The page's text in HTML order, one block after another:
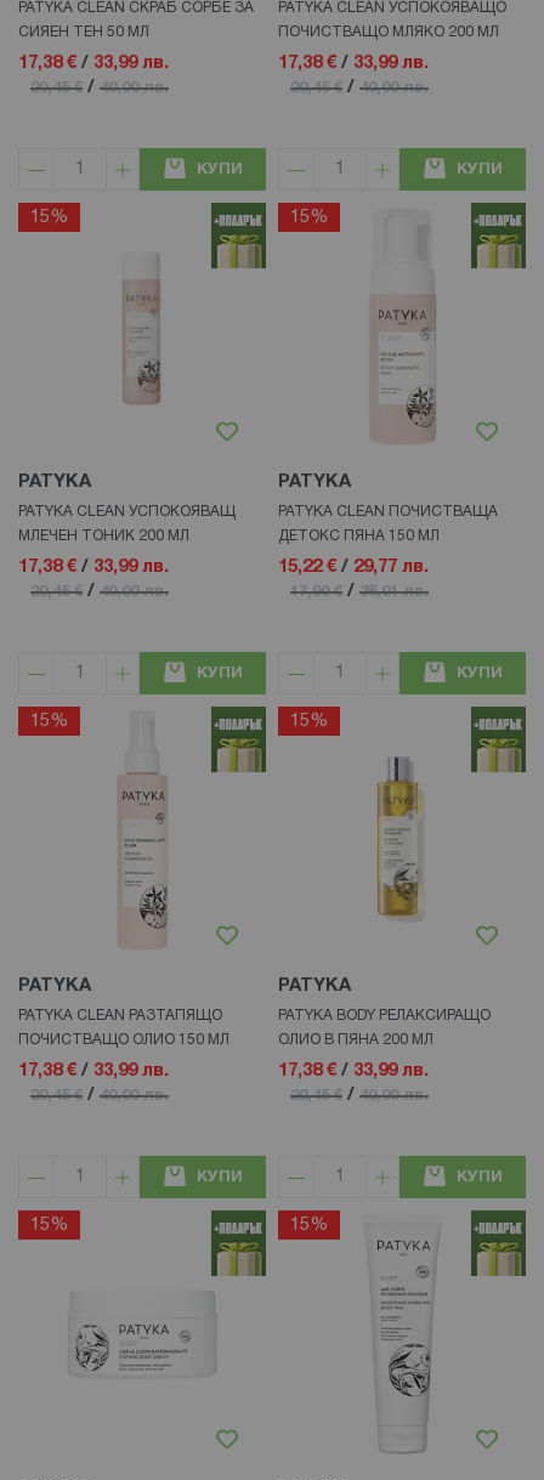
PATYKA CLEAN СКРАБ СОРБЕ ЗА
СИЯЕН ТЕН 50 МЛ
17,38 € / 33,99 лв.
20,45 € / 40,00 лв.
КУПИ
PATYKA CLEAN УСПОКОЯВАЩО
ПОЧИСТВАЩО МЛЯКО 200 МЛ
17,38 € / 33,99 лв.
20,45 € / 40,00 лв.
КУПИ
15%
PATYKA
PATYKA CLEAN УСПОКОЯВАЩ
МЛЕЧЕН ТОНИК 200 МЛ
17,38 € / 33,99 лв.
20,45 € / 40,00 лв.
КУПИ
15%
PATYKA
PATYKA CLEAN ПОЧИСТВАЩА
ДЕТОКС ПЯНА 150 МЛ
15,22 € / 29,77 лв.
17,90 € / 35,01 лв.
КУПИ
15%
PATYKA
PATYKA CLEAN РАЗТАПЯЩО
ПОЧИСТВАЩО ОЛИО 150 МЛ
17,38 € / 33,99 лв.
20,45 € / 40,00 лв.
КУПИ
15%
PATYKA
PATYKA BODY РЕЛАКСИРАЩО
ОЛИО В ПЯНА 200 МЛ
17,38 € / 33,99 лв.
20,45 € / 40,00 лв.
КУПИ
15% 15%